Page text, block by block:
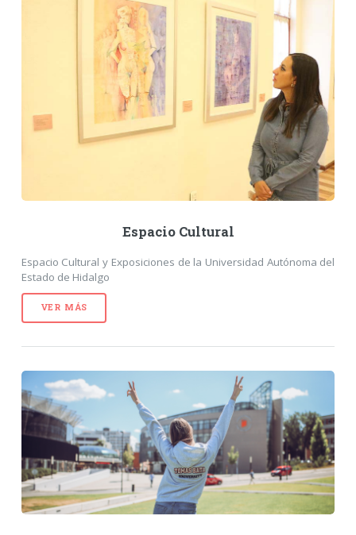
Espacio Cultural
Espacio Cultural y Exposiciones de la Universidad Autónoma del
Estado de Hidalgo
VER MÁS